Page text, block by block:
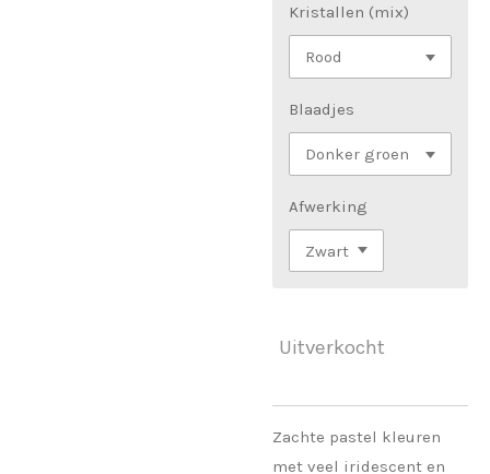
Kristallen (mix)
Blaadjes
Afwerking
Uitverkocht
Zachte pastel kleuren
met veel iridescent en